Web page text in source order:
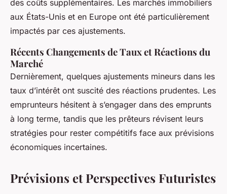
des coûts supplémentaires. Les marchés immobiliers
aux États-Unis et en Europe ont été particulièrement
impactés par ces ajustements.
Récents Changements de Taux et Réactions du
Marché
Dernièrement, quelques ajustements mineurs dans les
taux d’intérêt ont suscité des réactions prudentes. Les
emprunteurs hésitent à s’engager dans des emprunts
à long terme, tandis que les prêteurs révisent leurs
stratégies pour rester compétitifs face aux prévisions
économiques incertaines.
Prévisions et Perspectives Futuristes